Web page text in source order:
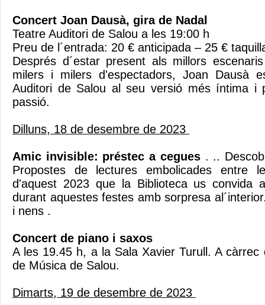
Concert Joan Dausà, gira de Nadal
Teatre Auditori de Salou a les 19:00 h
Preu de l´entrada: 20 € anticipada – 25 €
Després d´estar present als millors
milers i milers d'espectadors, Joan Dausà
Auditori de Salou al seu versió més íntima i
passió.
Dilluns, 18 de desembre de 2023
Amic invisible: préstec a cegues . ..
Propostes de lectures embolicades entre
d'aquest 2023 que la Biblioteca us convida
durant aquestes festes amb sorpresa
i nens .
Concert de piano i saxos
A les 19.45 h, a la Sala Xavier Turull. A càrrec
de Música de Salou.
Dimarts, 19 de desembre de 2023